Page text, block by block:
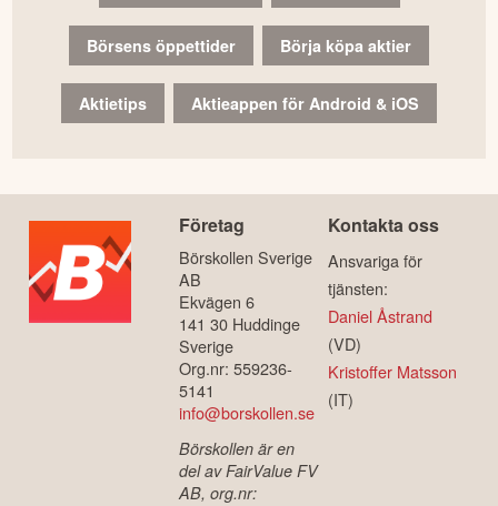
Börsens öppettider Börja köpa aktier
Aktietips Aktieappen för Android & iOS
Företag
Börskollen Sverige
AB
Ekvägen 6
141 30 Huddinge
Sverige
Org.nr: 559236-
5141
info@borskollen.se
Börskollen är en
del av FairValue FV
AB, org.nr:
Kontakta oss
Ansvariga för
tjänsten:
Daniel Åstrand
(VD)
Kristoffer Matsson
(IT)